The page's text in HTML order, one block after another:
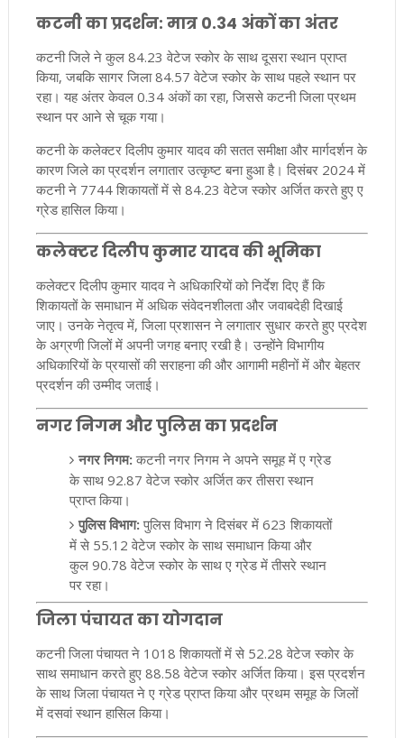
कटनी का प्रदर्शन: मात्र 0.34 अंकों का अंतर
कटनी जिले ने कुल 84.23 वेटेज स्कोर के साथ दूसरा स्थान प्राप्त
किया, जबकि सागर जिला 84.57 वेटेज स्कोर के साथ पहले स्थान पर
रहा। यह अंतर केवल 0.34 अंकों का रहा, जिससे कटनी जिला प्रथम
स्थान पर आने से चूक गया।
कटनी के कलेक्टर दिलीप कुमार यादव की सतत समीक्षा और मार्गदर्शन के
कारण जिले का प्रदर्शन लगातार उत्कृष्ट बना हुआ है। दिसंबर 2024 में
कटनी ने 7744 शिकायतों में से 84.23 वेटेज स्कोर अर्जित करते हुए ए
ग्रेड हासिल किया।
कलेक्टर दिलीप कुमार यादव की भूमिका
कलेक्टर दिलीप कुमार यादव ने अधिकारियों को निर्देश दिए हैं कि
शिकायतों के समाधान में अधिक संवेदनशीलता और जवाबदेही दिखाई
जाए। उनके नेतृत्व में, जिला प्रशासन ने लगातार सुधार करते हुए प्रदेश
के अग्रणी जिलों में अपनी जगह बनाए रखी है। उन्होंने विभागीय
अधिकारियों के प्रयासों की सराहना की और आगामी महीनों में और बेहतर
प्रदर्शन की उम्मीद जताई।
नगर निगम और पुलिस का प्रदर्शन
नगर निगम: कटनी नगर निगम ने अपने समूह में ए ग्रेड
के साथ 92.87 वेटेज स्कोर अर्जित कर तीसरा स्थान
प्राप्त किया।
पुलिस विभाग: पुलिस विभाग ने दिसंबर में 623 शिकायतों
में से 55.12 वेटेज स्कोर के साथ समाधान किया और
कुल 90.78 वेटेज स्कोर के साथ ए ग्रेड में तीसरे स्थान
पर रहा।
जिला पंचायत का योगदान
कटनी जिला पंचायत ने 1018 शिकायतों में से 52.28 वेटेज स्कोर के
साथ समाधान करते हुए 88.58 वेटेज स्कोर अर्जित किया। इस प्रदर्शन
के साथ जिला पंचायत ने ए ग्रेड प्राप्त किया और प्रथम समूह के जिलों
में दसवां स्थान हासिल किया।